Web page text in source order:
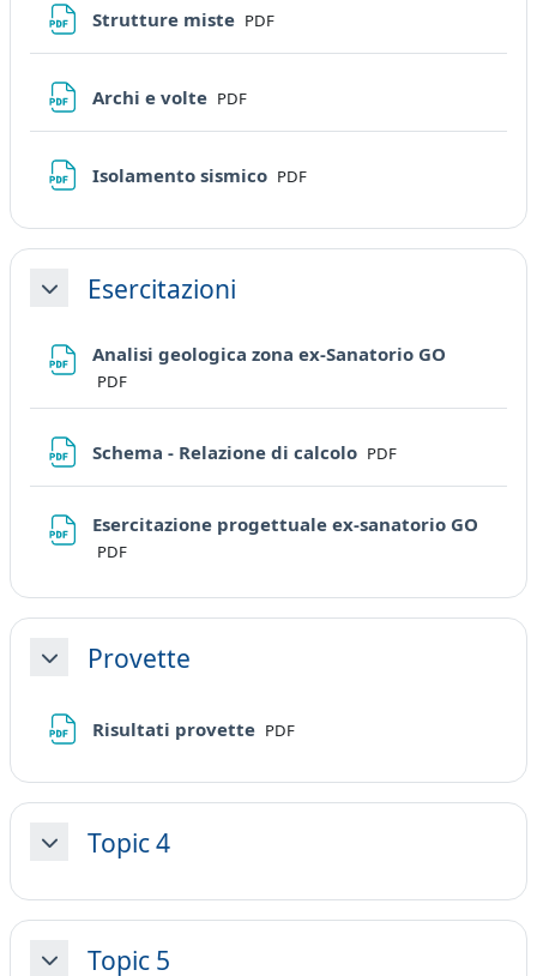
Strutture miste File
PDF
Archi e volte File
PDF
Isolamento sismico File
PDF
MinimizzaEsercitazioni
Analisi geologica zona ex-Sanatorio GO
PDF
Schema - Relazione di calcolo File
PDF
Esercitazione progettuale ex-sanatorio GO
PDF
MinimizzaProvette
Risultati provette File
PDF
MinimizzaTopic 4
MinimizzaTopic 5